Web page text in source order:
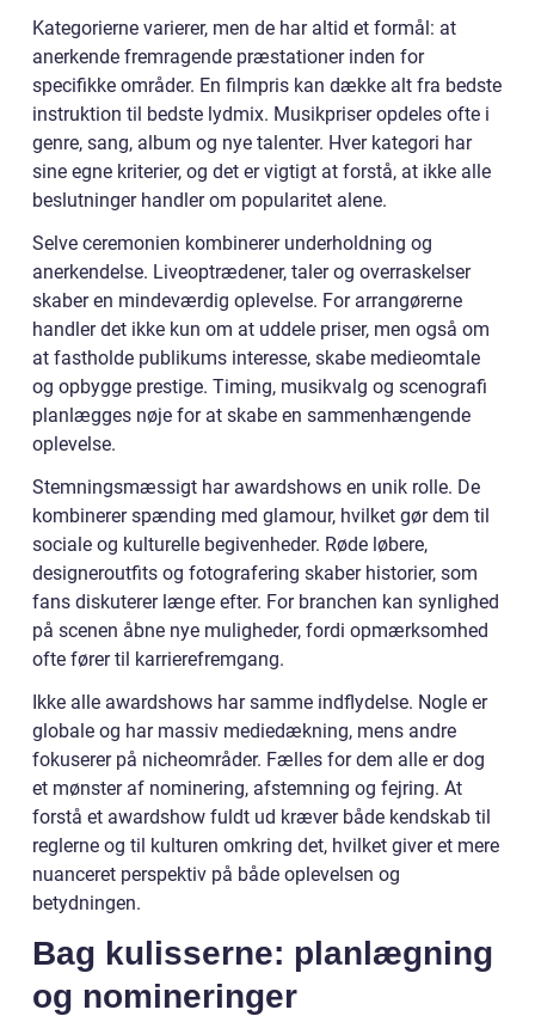
Kategorierne varierer, men de har altid et formål: at
anerkende fremragende præstationer inden for
specifikke områder. En filmpris kan dække alt fra bedste
instruktion til bedste lydmix. Musikpriser opdeles ofte i
genre, sang, album og nye talenter. Hver kategori har
sine egne kriterier, og det er vigtigt at forstå, at ikke alle
beslutninger handler om popularitet alene.
Selve ceremonien kombinerer underholdning og
anerkendelse. Liveoptrædener, taler og overraskelser
skaber en mindeværdig oplevelse. For arrangørerne
handler det ikke kun om at uddele priser, men også om
at fastholde publikums interesse, skabe medieomtale
og opbygge prestige. Timing, musikvalg og scenografi
planlægges nøje for at skabe en sammenhængende
oplevelse.
Stemningsmæssigt har awardshows en unik rolle. De
kombinerer spænding med glamour, hvilket gør dem til
sociale og kulturelle begivenheder. Røde løbere,
designeroutfits og fotografering skaber historier, som
fans diskuterer længe efter. For branchen kan synlighed
på scenen åbne nye muligheder, fordi opmærksomhed
ofte fører til karrierefremgang.
Ikke alle awardshows har samme indflydelse. Nogle er
globale og har massiv mediedækning, mens andre
fokuserer på nicheområder. Fælles for dem alle er dog
et mønster af nominering, afstemning og fejring. At
forstå et awardshow fuldt ud kræver både kendskab til
reglerne og til kulturen omkring det, hvilket giver et mere
nuanceret perspektiv på både oplevelsen og
betydningen.
Bag kulisserne: planlægning
og nomineringer